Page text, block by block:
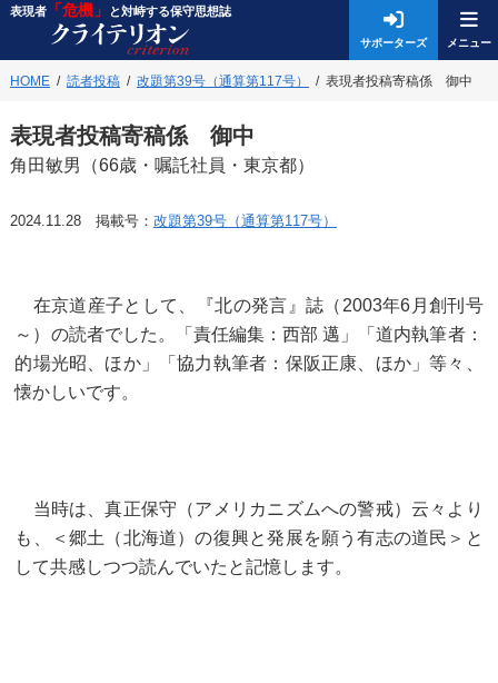
表現者「危機」 と対峙する保守思想誌
サポーターズ
HOME 読者投稿 改題第39号（通算第117号） 表現者投稿寄稿係 御中
表現者投稿寄稿係 御中
角田敏男（66歳・嘱託社員・東京都）
2024.11.28 掲載号： 改題第39号（通算第117号）
在京道産子として、『北の発言』誌（2003年6月創刊号
～）の読者でした。「責任編集：西部 邁」「道内執筆者：
的場光昭、ほか」「協力執筆者：保阪正康、ほか」等々、
懐かしいです。
当時は、真正保守（アメリカニズムへの警戒）云々より
も、＜郷土（北海道）の復興と発展を願う有志の道民＞と
して共感しつつ読んでいたと記憶します。